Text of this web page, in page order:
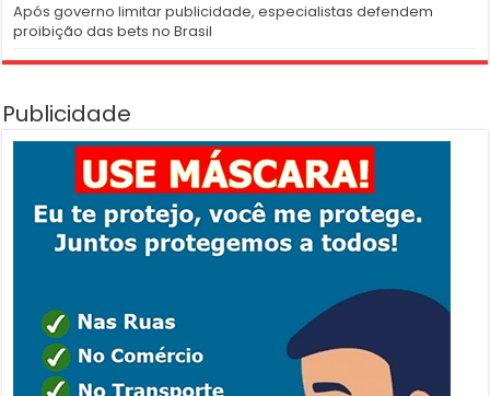
Após governo limitar publicidade, especialistas defendem
proibição das bets no Brasil
Publicidade